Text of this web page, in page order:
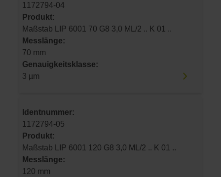
1172794-04
Produkt:
Maßstab LIP 6001 70 G8 3,0 ML/2 .. K 01 ..
Messlänge:
70 mm
Genauigkeitsklasse:
3 µm
Identnummer:
1172794-05
Produkt:
Maßstab LIP 6001 120 G8 3,0 ML/2 .. K 01 ..
Messlänge:
120 mm